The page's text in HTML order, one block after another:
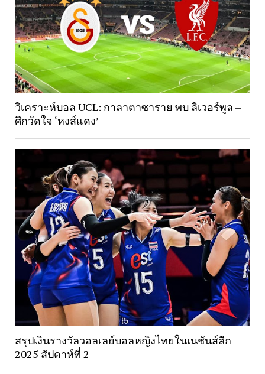
วิเคราะห์บอล UCL: กาลาตาซาราย พบ ลิเวอร์พูล –
ศึกวัดใจ ‘หงส์แดง’
สรุปเงินรางวัลวอลเลย์บอลหญิงไทยในเนชันส์ลีก
2025 สัปดาห์ที่ 2